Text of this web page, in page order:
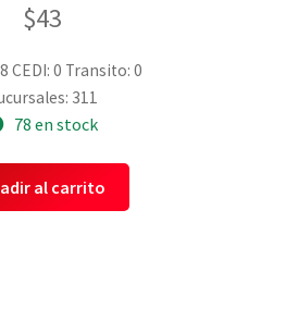
$43
CEDI: 0 Transito: 0
311
78 en stock
al carrito